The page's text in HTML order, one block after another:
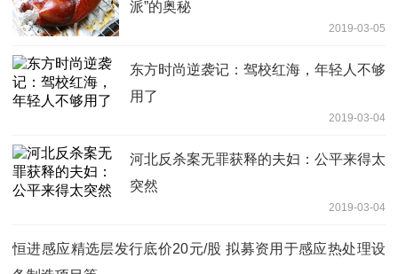
派”的奥秘
2019-03-05
东方时尚逆袭记：驾校红海，年轻人不够
用了
2019-03-04
河北反杀案无罪获释的夫妇：公平来得太
突然
2019-03-04
恒进感应精选层发行底价20元/股 拟募资用于感应热处理设